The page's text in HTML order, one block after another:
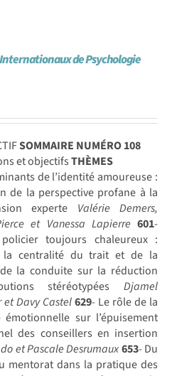
de Psychologie
SOMMAIRE NUMÉRO 108
et objectifsTHÈMES
de l’identité amoureuse :
de la perspective profane à la
experte Valérie Demers,
et Vanessa Lapierre 601-
toujours chaleureux :
la centralité du trait et de la
la conduite sur la réduction
stéréotypées Djamel
Davy Castel629- Le rôle de la
émotionnelle sur l’épuisement
des conseillers en insertion
et Pascale Desrumaux653- Du
mentorat dans la pratique des